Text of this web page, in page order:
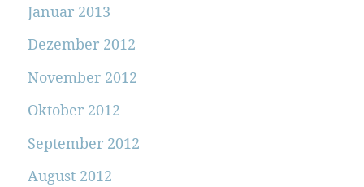
Januar 2013
Dezember 2012
November 2012
Oktober 2012
September 2012
August 2012